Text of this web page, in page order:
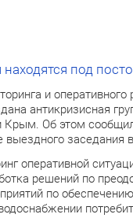
под
и оперативного
антикризисная
Об этом
заседания
оперативной
решений по
по